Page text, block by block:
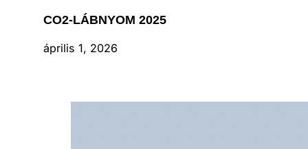
CO2-LÁBNYOM 2025
április 1, 2026